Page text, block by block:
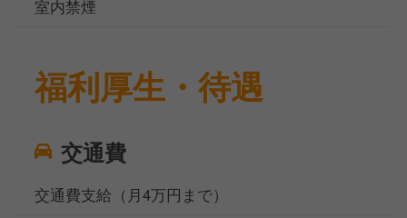
室内禁煙
福利厚生・待遇
交通費
交通費支給（月4万円まで）